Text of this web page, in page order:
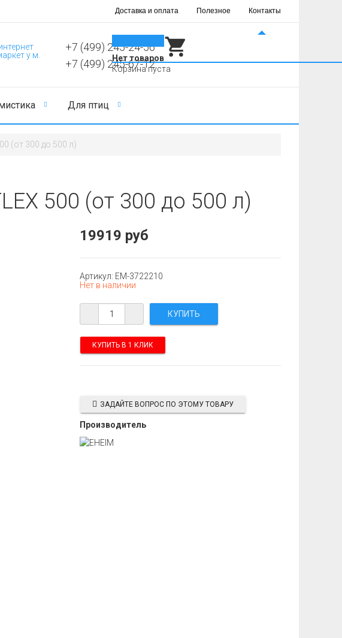
Доставка и оплата Полезное Контакты
+7 (499) 245-24-56
+7 (499) 245-67-12
Нет товаров
Корзина пуста
Для птиц
(от 300 до 500 л)
500 (от 300 до 500 л)
19919 руб
Артикул: EM-3722210
Нет в наличии
КУПИТЬ В 1 КЛИК
ЗАДАЙТЕ ВОПРОС ПО ЭТОМУ ТОВАРУ
Производитель